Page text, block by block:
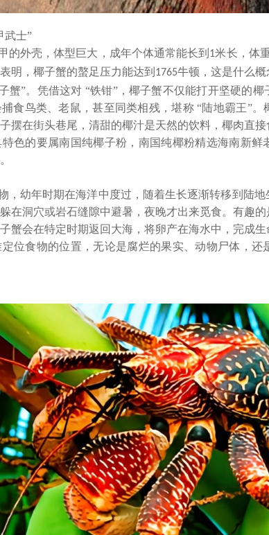
武士”
的外壳，体型巨大，成年个体通常能长到 1米长，体
明，椰子蟹的螯足压力能达到 1765牛顿，这是什么
蟹”。凭借这对 “铁钳”，椰子蟹不仅能打开坚硬的
食鸟类、老鼠，甚至同类相残，堪称 “陆地霸王”。
摆在街头巷尾，清甜的椰汁是天然的饮料，椰肉直
色的要属南国纯椰子粉，南国纯椰粉精选海南新鲜
，幼年时期在海洋中度过，随着生长逐渐转移到陆
在洞穴或岩石缝隙中避暑，夜晚才出来觅食。有趣
蟹会在特定时期返回大海，将卵产在海水中，完成
位食物的位置，无论是腐烂的果实、动物尸体，还